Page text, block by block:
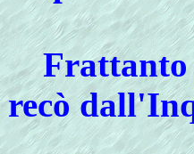
Frattanto
recò